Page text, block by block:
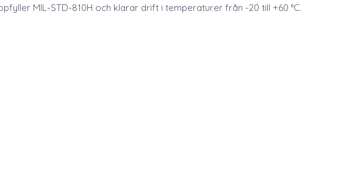
MIL-STD-810H och klarar drift i temperaturer från -20 till +60 °C.